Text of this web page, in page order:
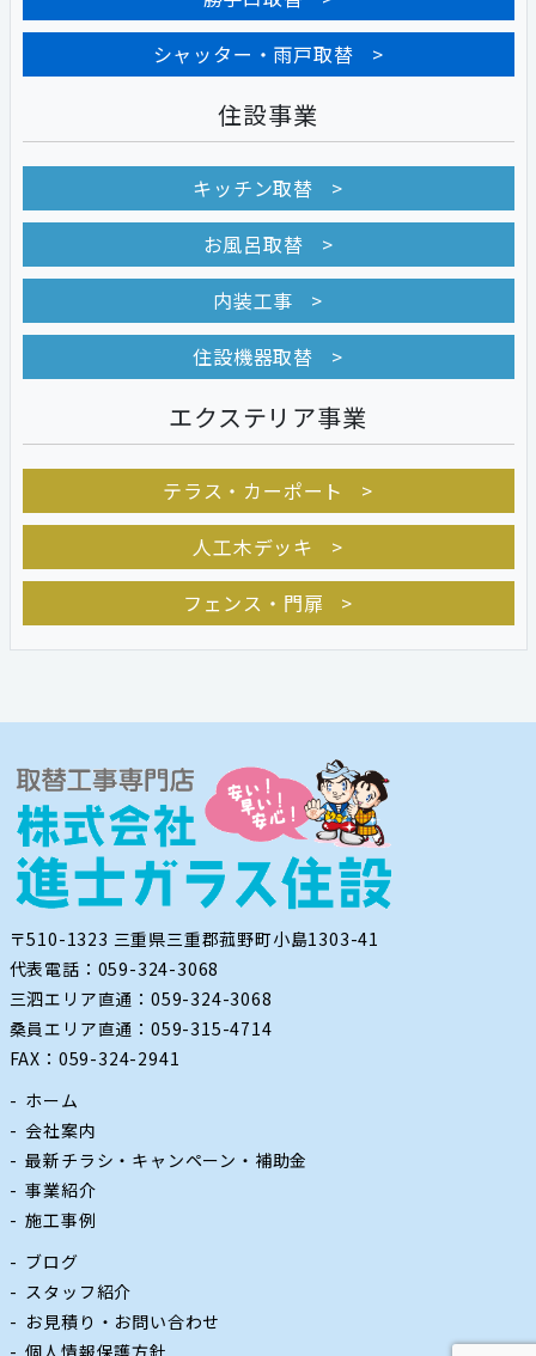
シャッター・雨戸取替
住設事業
キッチン取替
お風呂取替
内装工事
住設機器取替
エクステリア事業
テラス・カーポート
人工木デッキ
フェンス・門扉
〒510-1323 三重県三重郡菰野町小島1303-41
代表電話：059-324-3068
三泗エリア直通：059-324-3068
桑員エリア直通：059-315-4714
FAX：059-324-2941
ホーム
会社案内
最新チラシ・キャンペーン・補助金
事業紹介
施工事例
ブログ
スタッフ紹介
お見積り・お問い合わせ
個人情報保護方針